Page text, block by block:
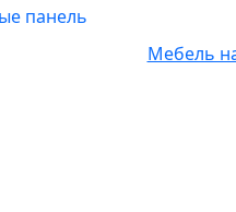
панель
Мебель